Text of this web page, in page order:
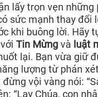
lấy trọn vẹn những
sức mạnh thay đổi
khi buông lời. Hãy
Tin Mừng và luật
lại. Bạn vừa giữ
lượng từ phán
vội vàng nói:
“Lạy Chúa, con